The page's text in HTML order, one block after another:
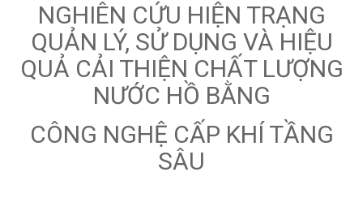
NGHIÊN CỨU HIỆN TRẠNG
QUẢN LÝ, SỬ DỤNG VÀ HIỆU
QUẢ CẢI THIỆN CHẤT LƯỢNG
NƯỚC HỒ BẰNG
CÔNG NGHỆ CẤP KHÍ TẦNG
SÂU